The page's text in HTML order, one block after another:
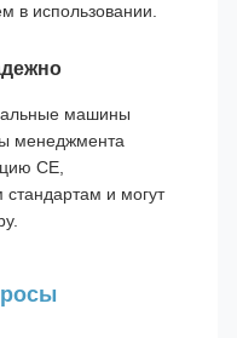
в использовании.
машины
менеджмента
CE,
и могут